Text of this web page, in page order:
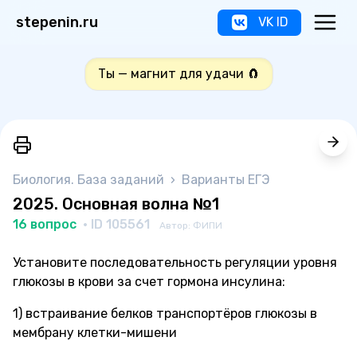
stepenin.ru VK ID
Ты — магнит для удачи 🧲
Биология. База заданий › Варианты ЕГЭ
2025. Основная волна №1
16 вопрос · ID 105561 Автор: ФИПИ
Установите последовательность регуляции уровня
глюкозы в крови за счет гормона инсулина:
1) встраивание белков транспортёров глюкозы в
мембрану клетки-мишени